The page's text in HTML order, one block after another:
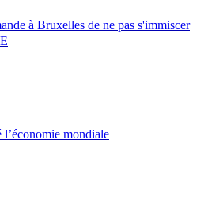
à Bruxelles de ne pas s'immiscer
mondiale